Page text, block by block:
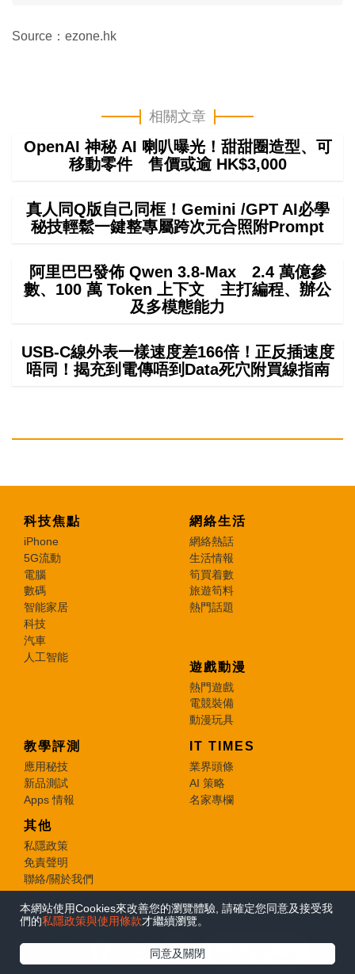
Source：ezone.hk
相關文章
OpenAI 神秘 AI 喇叭曝光！甜甜圈造型、可
移動零件 售價或逾 HK$3,000
真人同Q版自己同框！Gemini /GPT AI必學
秘技輕鬆一鍵整專屬跨次元合照附Prompt
阿里巴巴發佈 Qwen 3.8-Max 2.4 萬億參
數、100 萬 Token 上下文 主打編程、辦公
及多模態能力
USB-C線外表一樣速度差166倍！正反插速度
唔同！揭充到電傳唔到Data死穴附買線指南
科技焦點
iPhone
5G流動
電腦
數碼
智能家居
科技
汽車
人工智能
網絡生活
網絡熱話
生活情報
筍買着數
旅遊筍料
熱門話題
遊戲動漫
熱門遊戲
電競裝備
動漫玩具
教學評測
應用秘技
新品測試
Apps 情報
IT TIMES
業界頭條
AI 策略
名家專欄
其他
私隱政策
免責聲明
聯絡/關於我們
© 2026 e-zone. All Rights Reserved.
本網站使用Cookies來改善您的瀏覽體驗, 請確定您同意及接受我
們的私隱政策與使用條款才繼續瀏覽。
同意及關閉